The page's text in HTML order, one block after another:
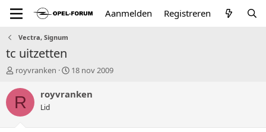
Aanmelden Registreren
Vectra, Signum
tc uitzetten
T
p
royvranken
S
a
18 nov 2009
R royvranken
Lid